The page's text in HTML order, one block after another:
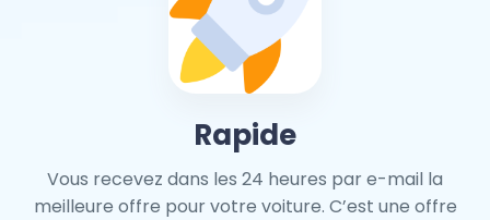
Rapide
Vous recevez dans les 24 heures par e-mail la
meilleure offre pour votre voiture. C’est une offre